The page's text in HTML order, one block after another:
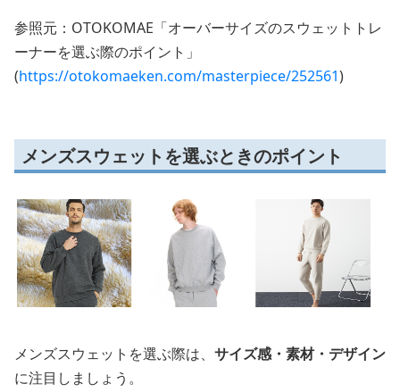
参照元：OTOKOMAE「オーバーサイズのスウェットトレ
ーナーを選ぶ際のポイント」
(https://otokomaeken.com/masterpiece/252561)
メンズスウェットを選ぶときのポイント
メンズスウェットを選ぶ際は、 サイズ感・素材・デザイン
に注目しましょう。